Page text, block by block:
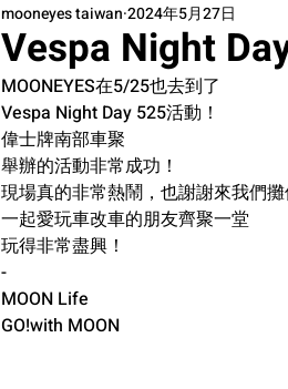
Vespa Night
mooneyes taiwan 2024年5月27日
MOONEYES在5/25也去到了
Vespa Night Day 525活動！
偉士牌南部車聚
舉辦的活動非常成功！
現場真的非常熱鬧，也謝謝來我們
一起愛玩車改車的朋友齊聚一堂
玩得非常盡興！
-
MOON Life
GO!with MOON